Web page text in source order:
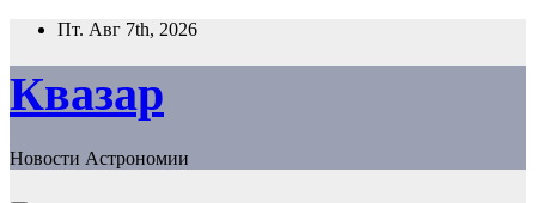
Перейти
содержанию
Пт. Авг 7th, 2026
Квазар
Новости Астрономии